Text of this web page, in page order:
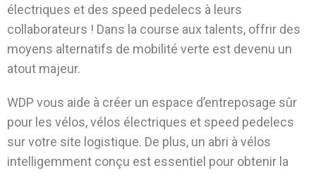
électriques et des speed pedelecs à leurs
collaborateurs ! Dans la course aux talents, offrir des
moyens alternatifs de mobilité verte est devenu un
atout majeur.
WDP vous aide à créer un espace d’entreposage sûr
pour les vélos, vélos électriques et speed pedelecs
sur votre site logistique. De plus, un abri à vélos
intelligemment conçu est essentiel pour obtenir la